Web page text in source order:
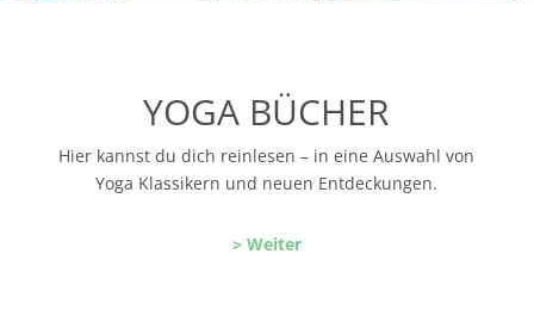
YOGA BÜCHER
Hier kannst du dich reinlesen – in eine Auswahl von
Yoga Klassikern und neuen Entdeckungen.
> Weiter